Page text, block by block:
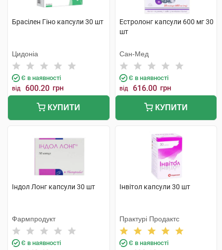
Брасілен Гіно капсули 30 шт
Цидоніа
Є в наявності
від 600.20 грн
КУПИТИ
Естролонг капсули 600 мг 30
шт
Сан-Мед
Є в наявності
від 616.00 грн
КУПИТИ
Індол Лонг капсули 30 шт
Фармпродукт
Є в наявності
Інвітол капсули 30 шт
Практурі Продактс
Є в наявності